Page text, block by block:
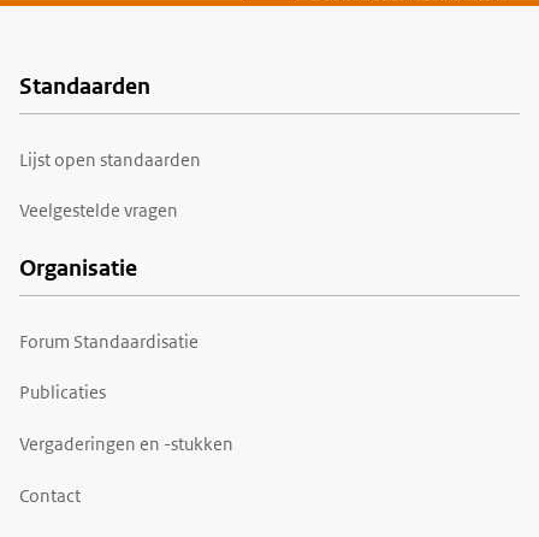
Voet
Standaarden
Lijst open standaarden
Veelgestelde vragen
Organisatie
Forum Standaardisatie
Publicaties
Vergaderingen en -stukken
Contact